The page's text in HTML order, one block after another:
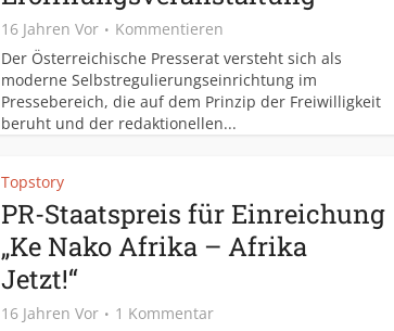
16 Jahren Vor
Kommentieren
Der Österreichische Presserat versteht sich als
moderne Selbstregulierungseinrichtung im
Pressebereich, die auf dem Prinzip der Freiwilligkeit
beruht und der redaktionellen...
Topstory
PR-Staatspreis für Einreichung
„Ke Nako Afrika – Afrika
Jetzt!“
16 Jahren Vor
1 Kommentar